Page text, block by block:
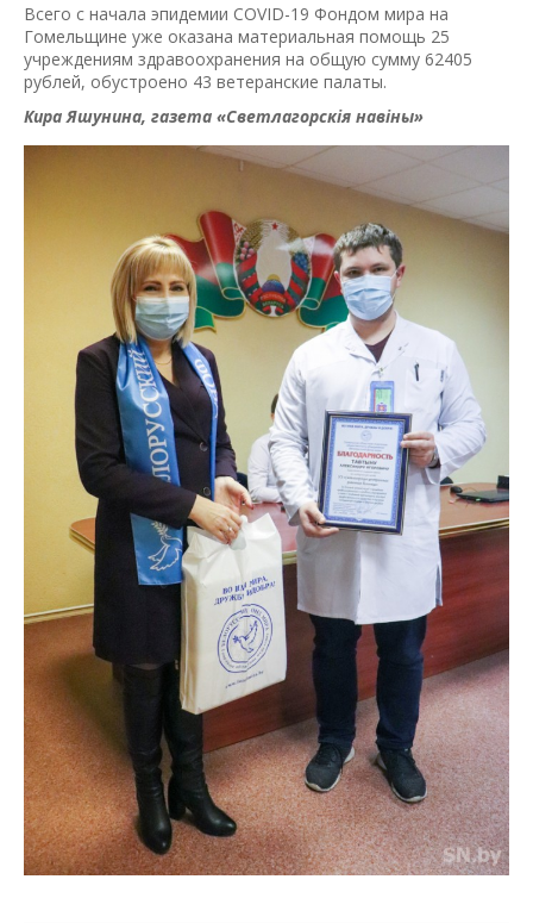
Всего с начала эпидемии COVID-19 Фондом мира на
Гомельщине уже оказана материальная помощь 25
учреждениям здравоохранения на общую сумму 62405
рублей, обустроено 43 ветеранские палаты.
Кира Яшунина, газета «Светлагорскiя навiны»